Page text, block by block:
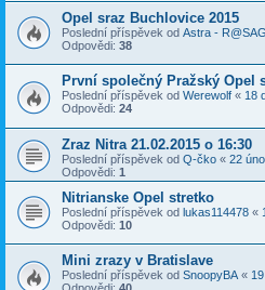
Opel sraz Buchlovice 2015
Poslední příspěvek od Astra - R@SAG
Odpovědi: 38
První společný Pražský Opel
Poslední příspěvek od Werewolf « 18
Odpovědi: 24
Zraz Nitra 21.02.2015 o 16:30
Poslední příspěvek od Q-čko « 22
Odpovědi: 1
Nitrianske Opel stretko
Poslední příspěvek od lukas114478 «
Odpovědi: 10
Mini zrazy v Bratislave
Poslední příspěvek od SnoopyBA«